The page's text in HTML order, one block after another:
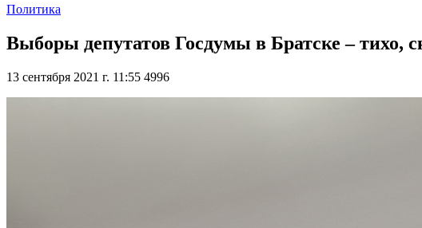
Политика
Выборы депутатов Госдумы в Братске – тихо,
13 сентября 2021 г. 11:55 4996